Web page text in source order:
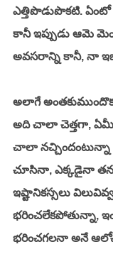
ఎత్తిపొడుపొకటి.
కానీ ఇప్పుడు ఆమె
అవసరాన్ని కానీ, నా
అలాగే
అది చాలా చెత్తగా, ఏమీ
చాలా నచ్చిందంటున్నా
చూసినా, ఎక్కడైనా తన
ఇష్టానికస్సలు
భరించలేకపోతున్నా,
భరించగలనా అనే